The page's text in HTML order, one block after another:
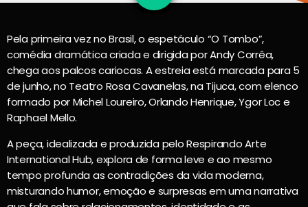
Pela primeira vez no Brasil, o espetáculo “O Tombo”,
comédia dramática criada e dirigida por Andy Corrêa,
chega aos palcos cariocas. A estreia está marcada para 5
de junho, no Teatro Rosa Cavanelas, na Tijuca, com elenco
formado por Michel Loureiro, Orlando Henrique, Ygor Loc e
Raphael Mello.
A peça, idealizada e produzida pelo Respirando Arte
International Hub, explora de forma leve e ao mesmo
tempo profunda as contradições da vida moderna,
misturando humor, emoção e surpresas em uma narrativa